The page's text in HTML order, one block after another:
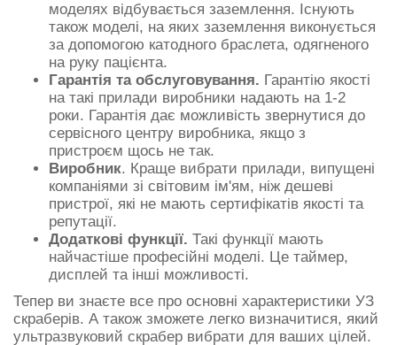
моделях відбувається заземлення. Існують
також моделі, на яких заземлення виконується
за допомогою катодного браслета, одягненого
на руку пацієнта.
Гарантія та обслуговування. Гарантію якості
на такі прилади виробники надають на 1-2
роки. Гарантія дає можливість звернутися до
сервісного центру виробника, якщо з
пристроєм щось не так.
Виробник. Краще вибрати прилади, випущені
компаніями зі світовим ім'ям, ніж дешеві
пристрої, які не мають сертифікатів якості та
репутації.
Додаткові функції. Такі функції мають
найчастіше професійні моделі. Це таймер,
дисплей та інші можливості.
Тепер ви знаєте все про основні характеристики УЗ
скраберів. А також зможете легко визначитися, який
ультразвуковий скрабер вибрати для ваших цілей.